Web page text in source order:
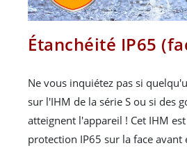
Étanchéité IP65
Ne vous inquiétez pas si
sur l'IHM de la série S ou si des
atteignent l'appareil ! Cet IHM
protection IP65 sur la face avant